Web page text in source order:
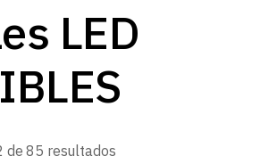
LED
de 85 resultadosOrdenado